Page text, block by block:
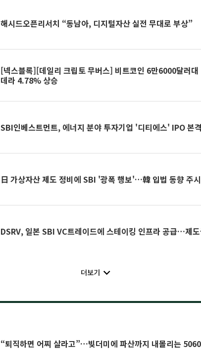
해시드오픈리서치 “동남아, 디지털자산 실전 무대로 부상”
[넥스블록][데일리 크립토 무버스] 비트코인 6만6000달러
데라 4.78% 상승
SBI인베스트먼트, 에너지 분야 투자기업 '디티에스' IPO 본
日 가상자산 제도 정비에 SBI '광폭 행보'…韓 입법 동향 주시
DSRV, 일본 SBI VC트레이드에 스테이킹 인프라 공급…제
더보기
“퇴직하면 어찌 살라고”…빚더미에 파산까지 내몰리는 5060